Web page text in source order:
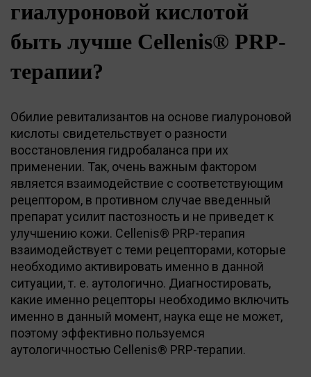
гиалуроновой кислотой
быть лучше Cellenis® PRP-
терапии?
Обилие ревитализантов на основе гиалуроновой
кислоты свидетельствует о разности
восстановления гидробаланса при их
применении. Так, очень важным фактором
является взаимодействие с соответствующим
рецептором, в противном случае введенный
препарат усилит пастозность и не приведет к
улучшению кожи. Cellenis® PRP-терапия
взаимодействует с теми рецепторами, которые
необходимо активировать именно в данной
ситуации, т. е. аутологично. Диагностировать,
какие именно рецепторы необходимо включить
именно в данный момент, наука еще не может,
поэтому эффективно пользуемся
аутологичностью Cellenis® PRP-терапии.